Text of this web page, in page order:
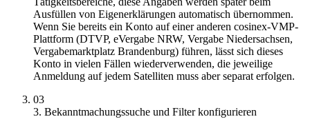
Ausfüllen von Eigenerklärungen automatisch übernommen.
Wenn Sie bereits ein Konto auf einer anderen cosinex-VMP-
Plattform (DTVP, eVergabe NRW, Vergabe Niedersachsen,
Vergabemarktplatz Brandenburg) führen, lässt sich dieses
Konto in vielen Fällen wiederverwenden, die jeweilige
Anmeldung auf jedem Satelliten muss aber separat erfolgen.
03
3. Bekanntmachungssuche und Filter konfigurieren